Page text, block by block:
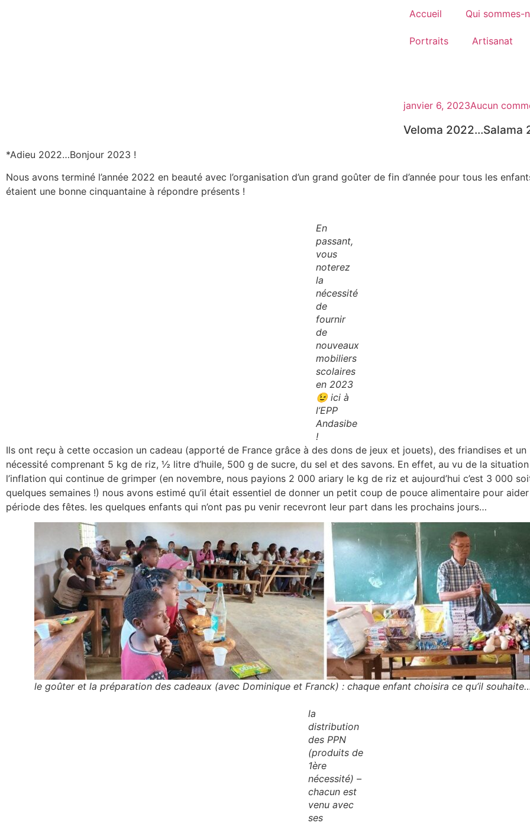
Accueil Qui sommes-
Portraits Artisanat
janvier 6, 2023Aucun
Veloma 2022…Salama
*Adieu 2022…Bonjour 2023 !
Nous avons terminé l’année 2022 en beauté avec l’organisation d’un grand goûter de fin d’année pour tous les
étaient une bonne cinquantaine à répondre présents !
En
passant,
vous
noterez
la
nécessité
de
fournir
de
nouveaux
mobiliers
scolaires
en 2023
😉 ici à
l’EPP
Andasibe
!
Ils ont reçu à cette occasion un cadeau (apporté de France grâce à des dons de jeux et jouets), des friandises et
nécessité comprenant 5 kg de riz, ½ litre d’huile, 500 g de sucre, du sel et des savons. En effet, au vu de la
l’inflation qui continue de grimper (en novembre, nous payions 2 000 ariary le kg de riz et aujourd’hui c’est 3 000
quelques semaines !) nous avons estimé qu’il était essentiel de donner un petit coup de pouce alimentaire pour
période des fêtes. les quelques enfants qui n’ont pas pu venir recevront leur part dans les prochains jours…
le goûter et la préparation des cadeaux (avec Dominique et Franck) : chaque enfant choisira ce qu’il
la
distribution
des PPN
(produits de
1ère
nécessité) –
chacun est
venu avec
ses